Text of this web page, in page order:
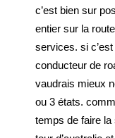
c’est bien sur
entier sur la
services. si
conducteur de
vaudrais mieux
ou 3 états.
temps de faire la